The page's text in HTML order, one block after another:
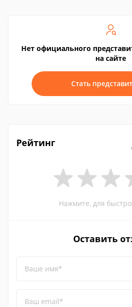
Нет официального
на сайте
Стать
Рейтинг
Нажмите, для
Оставить
Ваше имя*
Ваш email*